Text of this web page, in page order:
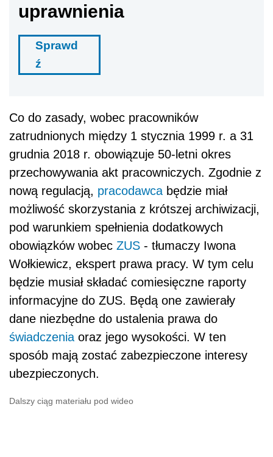
uprawnienia
Sprawd
ź
Co do zasady, wobec pracowników
zatrudnionych między 1 stycznia 1999 r. a 31
grudnia 2018 r. obowiązuje 50-letni okres
przechowywania akt pracowniczych. Zgodnie z
nową regulacją, pracodawca będzie miał
możliwość skorzystania z krótszej archiwizacji,
pod warunkiem spełnienia dodatkowych
obowiązków wobec ZUS - tłumaczy Iwona
Wołkiewicz, ekspert prawa pracy. W tym celu
będzie musiał składać comiesięczne raporty
informacyjne do ZUS. Będą one zawierały
dane niezbędne do ustalenia prawa do
świadczenia oraz jego wysokości. W ten
sposób mają zostać zabezpieczone interesy
ubezpieczonych.
Dalszy ciąg materiału pod wideo